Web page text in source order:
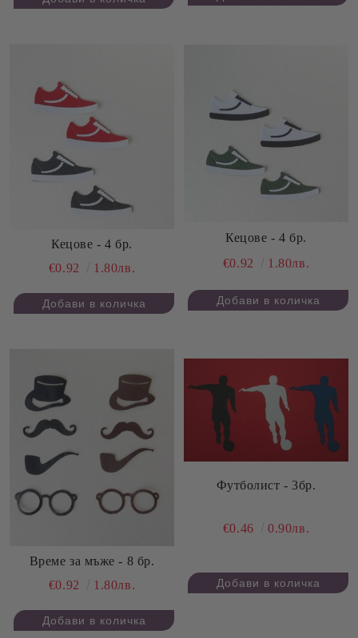
Кецове - 4 бр.
€0.92
1.80лв.
Кецове - 4 бр.
€0.92
1.80лв.
Време за мъже - 8 бр.
€0.92
1.80лв.
Футболист - 3бр.
€0.46 0.90лв.